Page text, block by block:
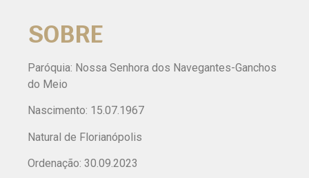
SOBRE
Paróquia: Nossa Senhora dos Navegantes-Ganchos
do Meio
Nascimento: 15.07.1967
Natural de Florianópolis
Ordenação: 30.09.2023